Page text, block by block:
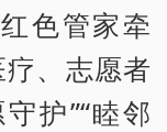
色管家牵
、志愿者
护”“睦邻